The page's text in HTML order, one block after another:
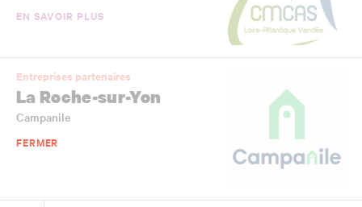
EN SAVOIR PLUS
Entreprises partenaires
La Roche-sur-Yon
Campanile
FERMER